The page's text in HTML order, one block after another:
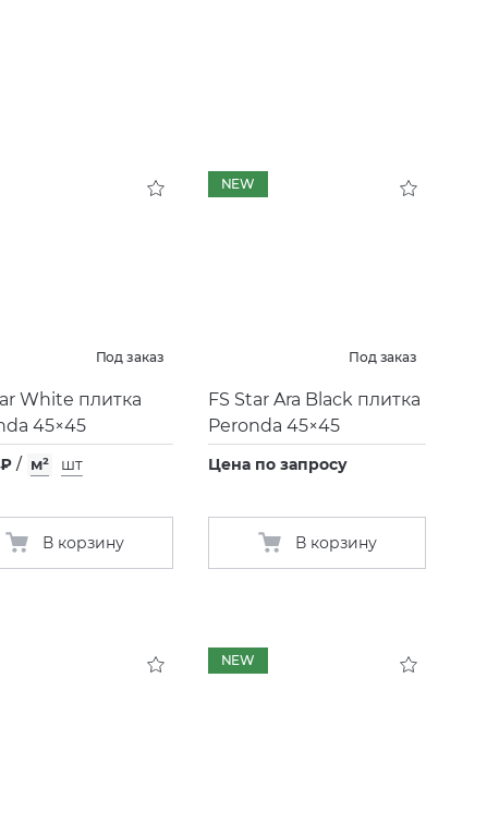
Под заказ
White плитка
45×45
/ м² шт
В корзину
NEW
Под заказ
FS Star Ara Black плитка
Peronda 45×45
Цена по запросу
В корзину
NEW